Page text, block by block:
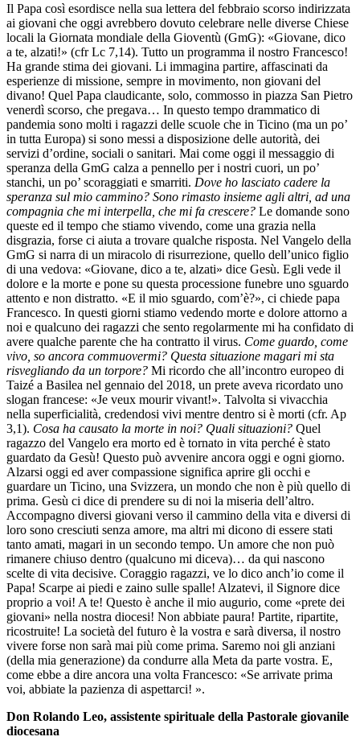
Il Papa così esordisce nella sua lettera del febbraio scorso indirizzata
ai giovani che oggi avrebbero dovuto celebrare nelle diverse Chiese
locali la Giornata mondiale della Gioventù (GmG): «Giovane, dico
a te, alzati!» (cfr Lc 7,14). Tutto un programma il nostro Francesco!
Ha grande stima dei giovani. Li immagina partire, affascinati da
esperienze di missione, sempre in movimento, non giovani del
divano! Quel Papa claudicante, solo, commosso in piazza San Pietro
venerdì scorso, che pregava… In questo tempo drammatico di
pandemia sono molti i ragazzi delle scuole che in Ticino (ma un po’
in tutta Europa) si sono messi a disposizione delle autorità, dei
servizi d’ordine, sociali o sanitari. Mai come oggi il messaggio di
speranza della GmG calza a pennello per i nostri cuori, un po’
stanchi, un po’ scoraggiati e smarriti. Dove ho lasciato cadere la
speranza sul mio cammino? Sono rimasto insieme agli altri, ad una
compagnia che mi interpella, che mi fa crescere? Le domande sono
queste ed il tempo che stiamo vivendo, come una grazia nella
disgrazia, forse ci aiuta a trovare qualche risposta. Nel Vangelo della
GmG si narra di un miracolo di risurrezione, quello dell’unico figlio
di una vedova: «Giovane, dico a te, alzati» dice Gesù. Egli vede il
dolore e la morte e pone su questa processione funebre uno sguardo
attento e non distratto. «E il mio sguardo, com’è?», ci chiede papa
Francesco. In questi giorni stiamo vedendo morte e dolore attorno a
noi e qualcuno dei ragazzi che sento regolarmente mi ha confidato di
avere qualche parente che ha contratto il virus. Come guardo, come
vivo, so ancora commuovermi? Questa situazione magari mi sta
risvegliando da un torpore? Mi ricordo che all’incontro europeo di
Taizé a Basilea nel gennaio del 2018, un prete aveva ricordato uno
slogan francese: «Je veux mourir vivant!». Talvolta si vivacchia
nella superficialità, credendosi vivi mentre dentro si è morti (cfr. Ap
3,1). Cosa ha causato la morte in noi? Quali situazioni? Quel
ragazzo del Vangelo era morto ed è tornato in vita perché è stato
guardato da Gesù! Questo può avvenire ancora oggi e ogni giorno.
Alzarsi oggi ed aver compassione significa aprire gli occhi e
guardare un Ticino, una Svizzera, un mondo che non è più quello di
prima. Gesù ci dice di prendere su di noi la miseria dell’altro.
Accompagno diversi giovani verso il cammino della vita e diversi di
loro sono cresciuti senza amore, ma altri mi dicono di essere stati
tanto amati, magari in un secondo tempo. Un amore che non può
rimanere chiuso dentro (qualcuno mi diceva)… da qui nascono
scelte di vita decisive. Coraggio ragazzi, ve lo dico anch’io come il
Papa! Scarpe ai piedi e zaino sulle spalle! Alzatevi, il Signore dice
proprio a voi! A te! Questo è anche il mio augurio, come «prete dei
giovani» nella nostra diocesi! Non abbiate paura! Partite, ripartite,
ricostruite! La società del futuro è la vostra e sarà diversa, il nostro
vivere forse non sarà mai più come prima. Saremo noi gli anziani
(della mia generazione) da condurre alla Meta da parte vostra. E,
come ebbe a dire ancora una volta Francesco: «Se arrivate prima
voi, abbiate la pazienza di aspettarci! ».
Don Rolando Leo, assistente spirituale della Pastorale giovanile
diocesana